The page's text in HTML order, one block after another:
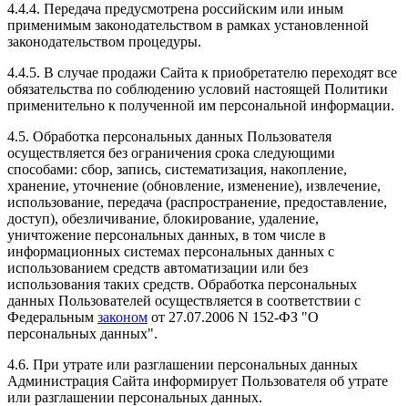
4.4.4. Передача предусмотрена российским или иным
применимым законодательством в рамках установленной
законодательством процедуры.
4.4.5. В случае продажи Сайта к приобретателю переходят все
обязательства по соблюдению условий настоящей Политики
применительно к полученной им персональной информации.
4.5. Обработка персональных данных Пользователя
осуществляется без ограничения срока следующими
способами: сбор, запись, систематизация, накопление,
хранение, уточнение (обновление, изменение), извлечение,
использование, передача (распространение, предоставление,
доступ), обезличивание, блокирование, удаление,
уничтожение персональных данных, в том числе в
информационных системах персональных данных с
использованием средств автоматизации или без
использования таких средств. Обработка персональных
данных Пользователей осуществляется в соответствии с
Федеральным законом от 27.07.2006 N 152-ФЗ "О
персональных данных".
4.6. При утрате или разглашении персональных данных
Администрация Сайта информирует Пользователя об утрате
или разглашении персональных данных.